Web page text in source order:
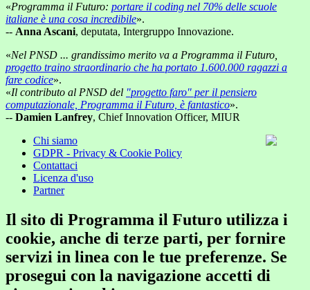
«Programma il Futuro: portare il coding nel 70% delle scuole
italiane è una cosa incredibile».
-- Anna Ascani, deputata, Intergruppo Innovazione.
«Nel PNSD ... grandissimo merito va a Programma il Futuro,
progetto traino straordinario che ha portato 1.600.000 ragazzi a
fare codice».
«Il contributo al PNSD del "progetto faro" per il pensiero
computazionale, Programma il Futuro, è fantastico».
-- Damien Lanfrey, Chief Innovation Officer, MIUR
Chi siamo
GDPR - Privacy & Cookie Policy
Contattaci
Licenza d'uso
Partner
Il sito di Programma il Futuro utilizza i
cookie, anche di terze parti, per fornire
servizi in linea con le tue preferenze. Se
prosegui con la navigazione accetti di